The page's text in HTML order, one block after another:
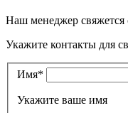
Наш менеджер свяжется
Укажите контакты для
Имя*
Укажите ваше имя